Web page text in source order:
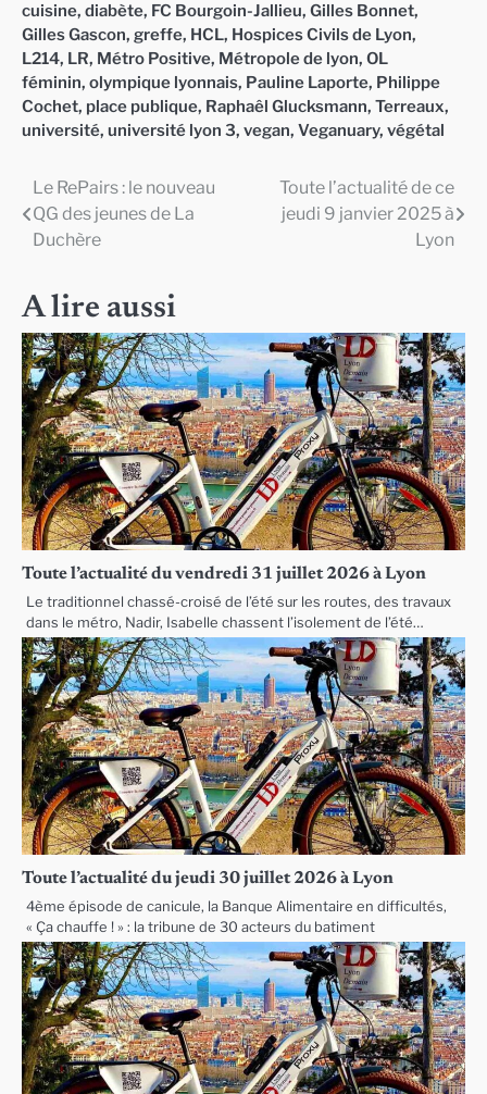
cuisine, diabète, FC Bourgoin-Jallieu, Gilles Bonnet,
Gilles Gascon, greffe, HCL, Hospices Civils de Lyon,
L214, LR, Métro Positive, Métropole de lyon, OL
féminin, olympique lyonnais, Pauline Laporte, Philippe
Cochet, place publique, Raphaêl Glucksmann, Terreaux,
université, université lyon 3, vegan, Veganuary, végétal
Navigation
de
Le RePairs : le nouveau
QG des jeunes de La
Duchère
Toute l’actualité de ce
jeudi 9 janvier 2025 à
Lyon
A lire aussi
Toute l’actualité du vendredi 31 juillet 2026 à Lyon
Le traditionnel chassé-croisé de l’été sur les routes, des travaux
dans le métro, Nadir, Isabelle chassent l’isolement de l’été…
Toute l’actualité du jeudi 30 juillet 2026 à Lyon
4ème épisode de canicule, la Banque Alimentaire en difficultés,
« Ça chauffe ! » : la tribune de 30 acteurs du batiment